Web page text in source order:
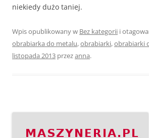
niekiedy dużo taniej.
Wpis opublikowany w Bez kategorii i
obrabiarka do metalu,obrabiarki,obrabiarki
listopada 2013 przezanna.